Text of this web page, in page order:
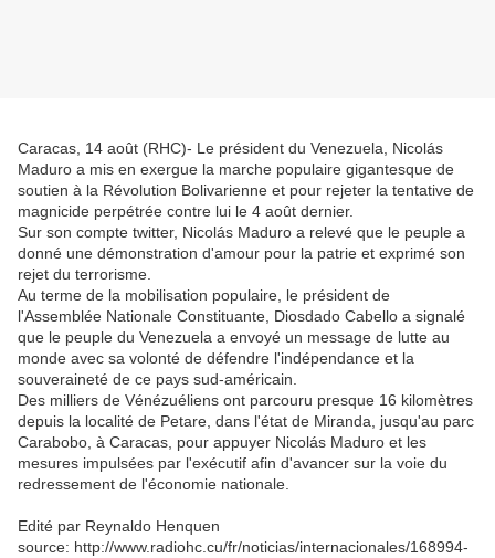
Caracas, 14 août (RHC)- Le président du Venezuela, Nicolás
Maduro a mis en exergue la marche populaire gigantesque de
soutien à la Révolution Bolivarienne et pour rejeter la tentative de
magnicide perpétrée contre lui le 4 août dernier.
Sur son compte twitter, Nicolás Maduro a relevé que le peuple a
donné une démonstration d'amour pour la patrie et exprimé son
rejet du terrorisme.
Au terme de la mobilisation populaire, le président de
l'Assemblée Nationale Constituante, Diosdado Cabello a signalé
que le peuple du Venezuela a envoyé un message de lutte au
monde avec sa volonté de défendre l'indépendance et la
souveraineté de ce pays sud-américain.
Des milliers de Vénézuéliens ont parcouru presque 16 kilomètres
depuis la localité de Petare, dans l'état de Miranda, jusqu'au parc
Carabobo, à Caracas, pour appuyer Nicolás Maduro et les
mesures impulsées par l'exécutif afin d'avancer sur la voie du
redressement de l'économie nationale.
Edité par Reynaldo Henquen
source: http://www.radiohc.cu/fr/noticias/internacionales/168994-